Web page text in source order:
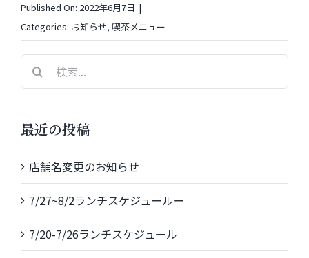
Published On: 2022年6月7日 |
Categories: お知らせ, 喫茶メニュー
索
最近の投稿
店舗名変更のお知らせ
7/27~8/2ランチスケジュールー
7/20-7/26ランチスケジュール